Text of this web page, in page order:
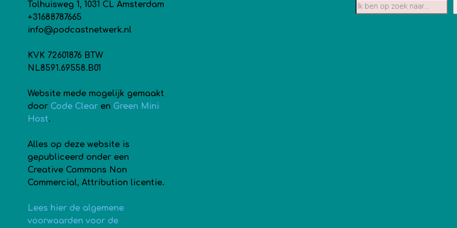
Tolhuisweg 1, 1031 CL Amsterdam
+31688787665
info@podcastnetwerk.nl
KVK 72601876 BTW
NL8591.69558.B01
Website mede mogelijk gemaakt
door Code Clearen Green Mini
Host.
Alles op deze website is
gepubliceerd onder een
Creative Commons Non
Commercial, Attribution licentie.
Lees hier de algemene
voorwaarden voor de